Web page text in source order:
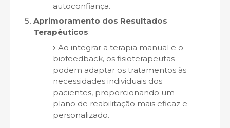
autoconfiança.
Aprimoramento dos Resultados
Terapêuticos:
Ao integrar a terapia manual e o
biofeedback, os fisioterapeutas
podem adaptar os tratamentos às
necessidades individuais dos
pacientes, proporcionando um
plano de reabilitação mais eficaz e
personalizado.